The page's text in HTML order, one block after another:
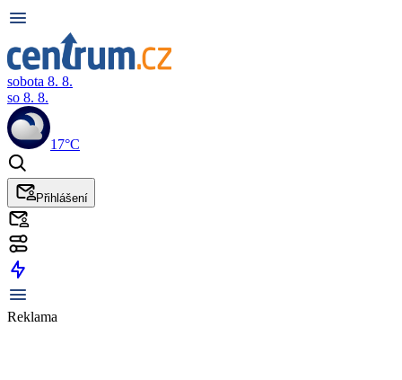
sobota 8. 8.
so 8. 8.
17°C
Přihlášení
Reklama